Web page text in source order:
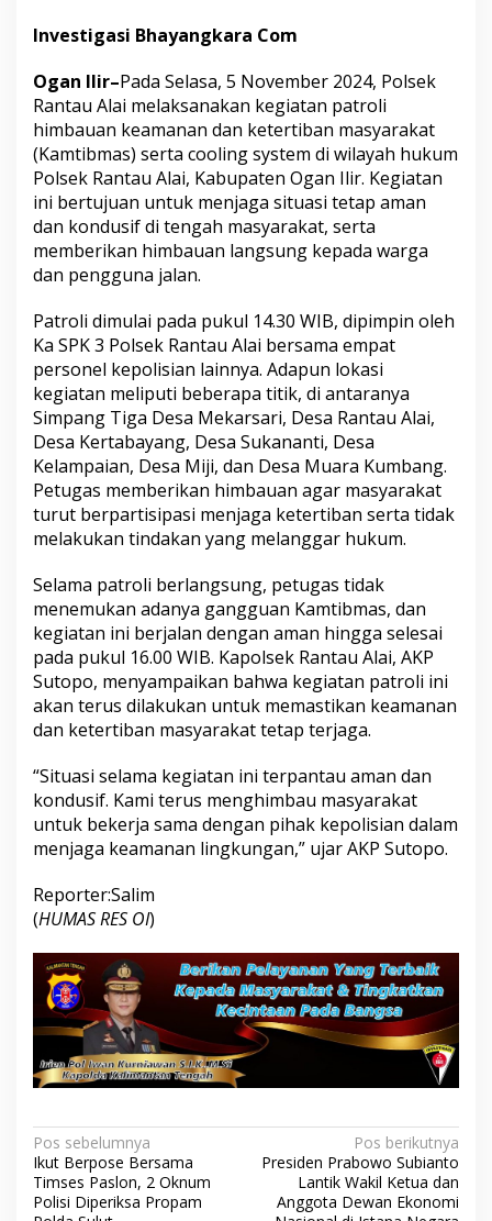
Investigasi Bhayangkara Com
Ogan Ilir–Pada Selasa, 5 November 2024, Polsek
Rantau Alai melaksanakan kegiatan patroli
himbauan keamanan dan ketertiban masyarakat
(Kamtibmas) serta cooling system di wilayah hukum
Polsek Rantau Alai, Kabupaten Ogan Ilir. Kegiatan
ini bertujuan untuk menjaga situasi tetap aman
dan kondusif di tengah masyarakat, serta
memberikan himbauan langsung kepada warga
dan pengguna jalan.
Patroli dimulai pada pukul 14.30 WIB, dipimpin oleh
Ka SPK 3 Polsek Rantau Alai bersama empat
personel kepolisian lainnya. Adapun lokasi
kegiatan meliputi beberapa titik, di antaranya
Simpang Tiga Desa Mekarsari, Desa Rantau Alai,
Desa Kertabayang, Desa Sukananti, Desa
Kelampaian, Desa Miji, dan Desa Muara Kumbang.
Petugas memberikan himbauan agar masyarakat
turut berpartisipasi menjaga ketertiban serta tidak
melakukan tindakan yang melanggar hukum.
Selama patroli berlangsung, petugas tidak
menemukan adanya gangguan Kamtibmas, dan
kegiatan ini berjalan dengan aman hingga selesai
pada pukul 16.00 WIB. Kapolsek Rantau Alai, AKP
Sutopo, menyampaikan bahwa kegiatan patroli ini
akan terus dilakukan untuk memastikan keamanan
dan ketertiban masyarakat tetap terjaga.
“Situasi selama kegiatan ini terpantau aman dan
kondusif. Kami terus menghimbau masyarakat
untuk bekerja sama dengan pihak kepolisian dalam
menjaga keamanan lingkungan,” ujar AKP Sutopo.
Reporter:Salim
(HUMAS RES OI)
Navigasi
pos
Pos sebelumnya
Ikut Berpose Bersama
Timses Paslon, 2 Oknum
Polisi Diperiksa Propam
Pos berikutnya
Presiden Prabowo Subianto
Lantik Wakil Ketua dan
Anggota Dewan Ekonomi